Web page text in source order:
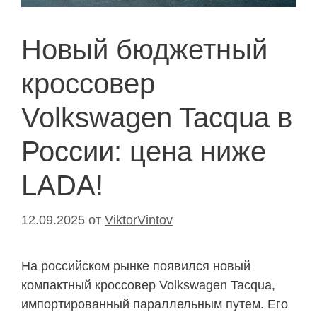
Новый бюджетный
кроссовер
Volkswagen Tacqua в
России: цена ниже
LADA!
12.09.2025 от ViktorVintov
На российском рынке появился новый
компактный кроссовер Volkswagen Tacqua,
импортированный параллельным путем. Его